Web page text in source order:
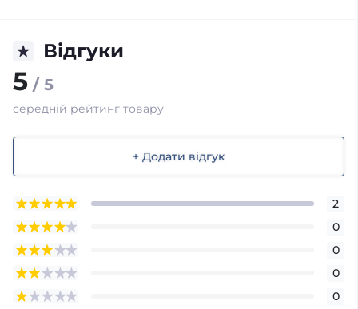
Відгуки
5 / 5
середній рейтинг товару
+ Додати відгук
2
0
0
0
0